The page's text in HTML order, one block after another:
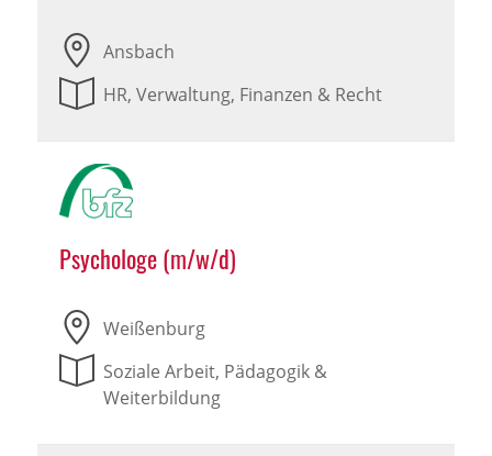
Ansbach
HR, Verwaltung, Finanzen & Recht
Psychologe (m/w/d)
Weißenburg
Soziale Arbeit, Pädagogik &
Weiterbildung